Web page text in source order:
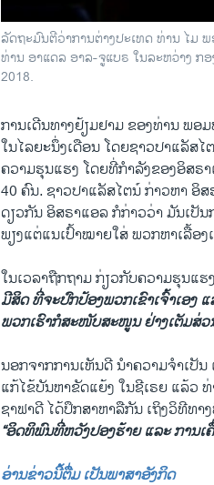
ລັດຖະມົນຕີວ່າການຕ່າງປະເທດ ທ່ານ ໄມ
ທ່ານ ອາແດລ ອາລ-ຈູແບຣ ໃນລະຫວ່າງ ກ
2018.
ການເດີນທາງຢ້ຽມຢາມ ຂອງທ່ານ ພອ
ໃນໄລຍະນຶ່ງເດືອນ ໂດຍຊາວປາແລັສ
ຄວາມຮຸນແຮງ ໂດຍທີ່ກຳລັງຂອງອິສຣ
40 ຄົນ. ຊາວປາແລັສໄຕນ໌ ກ່າວຫາ ອິ
ດຽວກັນ ອິສຣາແອລ ກໍກ່າວວ່າ ມັນເປັ
ພຽງແຕ່ແນເປົ້າໝາຍໃສ່ ພວກຫາເລື້ອງ
ໃນເວລາຖືກຖາມ ກ່ຽວກັບຄວາມຮຸນແ
ມີສິດ ທີ່ຈະປົກປ້ອງພວກເຂົາເຈົ້າເອງ
ພວກເຮົາກໍສະໜັບສະໜູນ ຢ່າງເຕັມສ່ວ
ນອກຈາກການເຫັນດີ ນຳຄວາມຈຳເປັ
ແກ້ໄຂ້ບັນຫາຂັດແຍ້ງ ໃນຊີເຣຍ ແລ້ວ
ຊາຟາດີ ໄດ້ປຶກສາຫາລືກັນ ເຖິງວິທີທ
“ອິດທິພົນທີ່ຫວັງປອງຮ້າຍ ແລະ ການເ
ອ່ານຂ່າວນີ້ຕື່ມ ເປັນພາສາອັງກິດ